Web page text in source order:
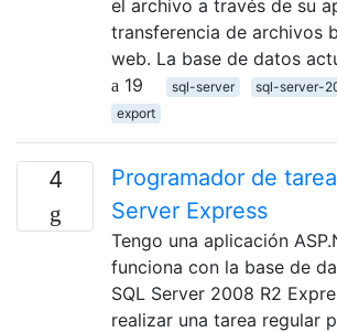
el archivo a través de su
transferencia de archivos
web. La base de datos
19
sql-server sql-server-
export
4
Programador de
Server Express
Tengo una aplicación
funciona con la base de
SQL Server 2008 R2
realizar una tarea regular